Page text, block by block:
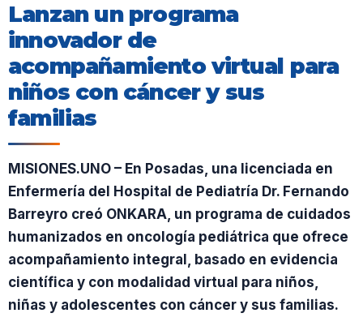
Lanzan un programa
innovador de
acompañamiento virtual para
niños con cáncer y sus
familias
MISIONES.UNO – En Posadas, una licenciada en
Enfermería del Hospital de Pediatría Dr. Fernando
Barreyro creó ONKARA, un programa de cuidados
humanizados en oncología pediátrica que ofrece
acompañamiento integral, basado en evidencia
científica y con modalidad virtual para niños,
niñas y adolescentes con cáncer y sus familias.